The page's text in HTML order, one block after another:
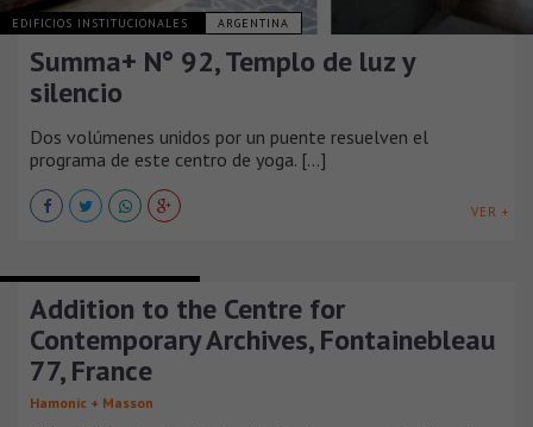
EDIFICIOS INSTITUCIONALES ARGENTINA
Summa+ N° 92, Templo de luz y
silencio
Dos volúmenes unidos por un puente resuelven el
programa de este centro de yoga. [...]
VER +
Addition to the Centre for
Contemporary Archives, Fontainebleau
77, France
Hamonic + Masson